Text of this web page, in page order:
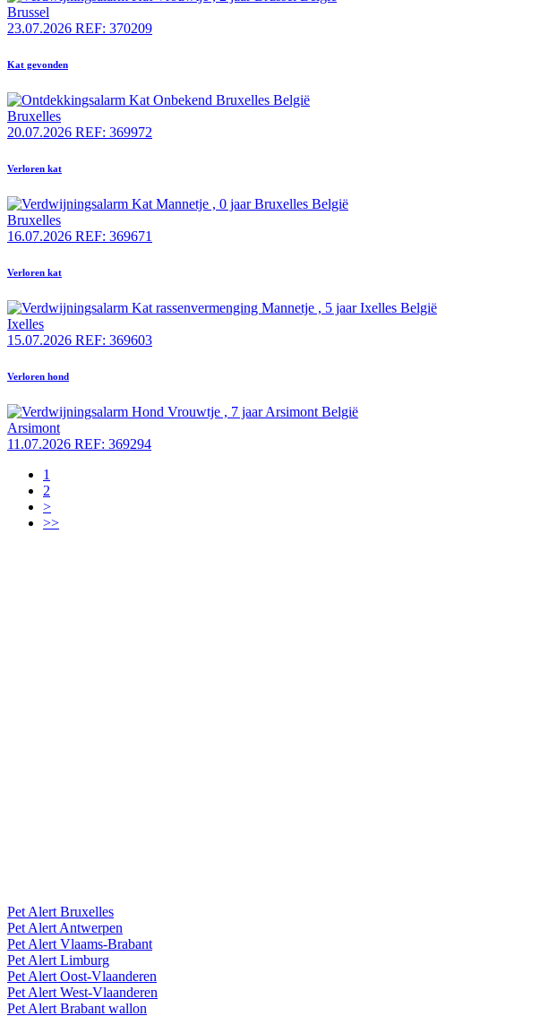
Brussel
23.07.2026 REF: 370209
Kat gevonden
Bruxelles
20.07.2026 REF: 369972
Verloren kat
Bruxelles
16.07.2026 REF: 369671
Verloren kat
Ixelles
15.07.2026 REF: 369603
Verloren hond
Arsimont
11.07.2026 REF: 369294
1
2
>
>>
Pet Alert Bruxelles
Pet Alert Antwerpen
Pet Alert Vlaams-Brabant
Pet Alert Limburg
Pet Alert Oost-Vlaanderen
Pet Alert West-Vlaanderen
Pet Alert Brabant wallon